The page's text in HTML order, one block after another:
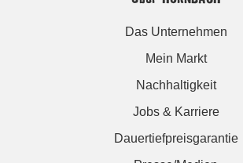
Das Unternehmen
Mein Markt
Nachhaltigkeit
Jobs & Karriere
Dauertiefpreisgarantie